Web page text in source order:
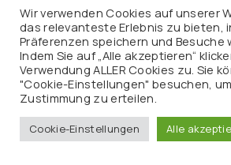
Ley-Linen-Portale-Lichttempel
Rauhnächte
Wir verwenden Cookies auf unserer
das relevanteste Erlebnis zu bieten,
Präferenzen speichern und Besuche
Indem Sie auf „Alle akzeptieren“
Verwendung ALLER Cookies zu. Sie
"Cookie-Einstellungen" besuchen,
Zustimmung zu erteilen.
Cookie-Einstellungen Alle